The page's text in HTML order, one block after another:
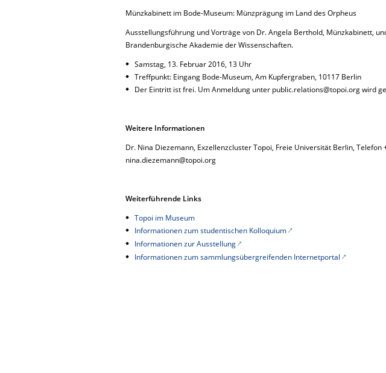
Münzkabinett im Bode-Museum: Münzprägung im Land des Orpheus
Ausstellungsführung und Vorträge von Dr. Angela Berthold, Münzkabinett,
Brandenburgische Akademie der Wissenschaften.
Samstag, 13. Februar 2016, 13 Uhr
Treffpunkt: Eingang Bode-Museum, Am Kupfergraben, 10117 Berlin
Der Eintritt ist frei. Um Anmeldung unter public.relations@topoi.org wird
Weitere Informationen
Dr. Nina Diezemann, Exzellenzcluster Topoi, Freie Universität Berlin, Telefon
nina.diezemann@topoi.org
Weiterführende Links
Topoi im Museum
Informationen zum studentischen Kolloquium
Informationen zur Ausstellung
Informationen zum sammlungsübergreifenden Internetportal